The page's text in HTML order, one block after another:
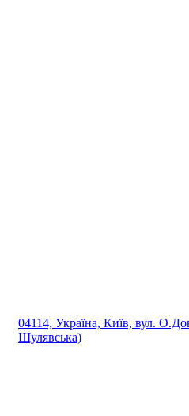
04114, Україна, Київ, вул.
Шулявська)